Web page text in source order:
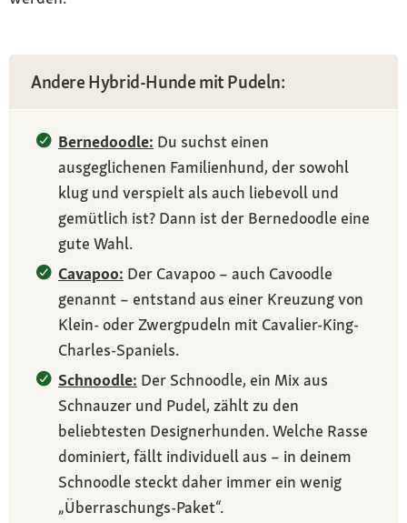
Andere Hybrid-Hunde mit Pudeln:
Bernedoodle: Du suchst einen
ausgeglichenen Familienhund, der sowohl
klug und verspielt als auch liebevoll und
gemütlich ist? Dann ist der Bernedoodle eine
gute Wahl.
Cavapoo: Der Cavapoo – auch Cavoodle
genannt – entstand aus einer Kreuzung von
Klein- oder Zwergpudeln mit Cavalier-King-
Charles-Spaniels.
Schnoodle: Der Schnoodle, ein Mix aus
Schnauzer und Pudel, zählt zu den
beliebtesten Designerhunden. Welche Rasse
dominiert, fällt individuell aus – in deinem
Schnoodle steckt daher immer ein wenig
„Überraschungs-Paket“.